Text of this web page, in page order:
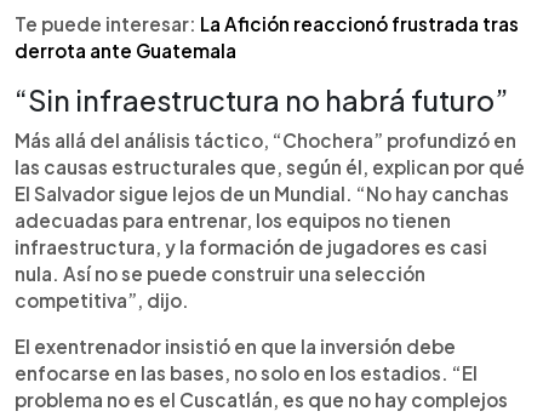
Te puede interesar: La Afición reaccionó frustrada tras
derrota ante Guatemala
“Sin infraestructura no habrá futuro”
Más allá del análisis táctico, “Chochera” profundizó en
las causas estructurales que, según él, explican por qué
El Salvador sigue lejos de un Mundial. “No hay canchas
adecuadas para entrenar, los equipos no tienen
infraestructura, y la formación de jugadores es casi
nula. Así no se puede construir una selección
competitiva”, dijo.
El exentrenador insistió en que la inversión debe
enfocarse en las bases, no solo en los estadios. “El
problema no es el Cuscatlán, es que no hay complejos